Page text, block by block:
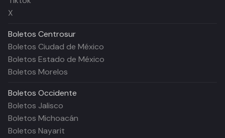
X
Boletos Centrosur
Boletos Ciudad de México
Boletos Estado de México
Boletos Morelos
Boletos Occidente
Boletos Jalisco
Boletos Michoacán
Boletos Nayarit